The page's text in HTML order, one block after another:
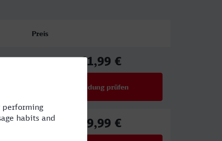
Preis
61,99 €
Verbindung prüfen
39,99 €